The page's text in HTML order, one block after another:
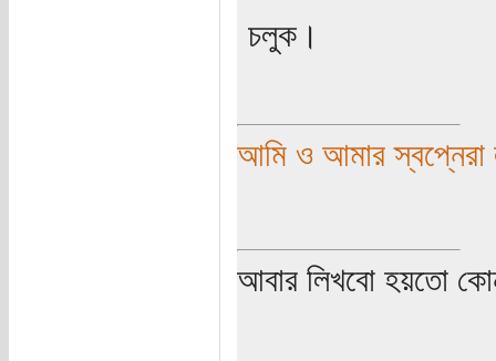
চলুক।
আমি ও আমার স্বপ্নেরা
আবার লিখবো হয়তো